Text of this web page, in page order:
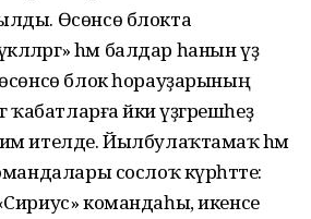
Өсөнсө блокта
hәм балдар һанын үҙ
блок һорауҙарының
ҡабатларға йәки үҙгәрешһеҙ
ителде. Йылбулаҡтамаҡ hәм
сослоҡ күрһәтте:
командаһы, икенсе